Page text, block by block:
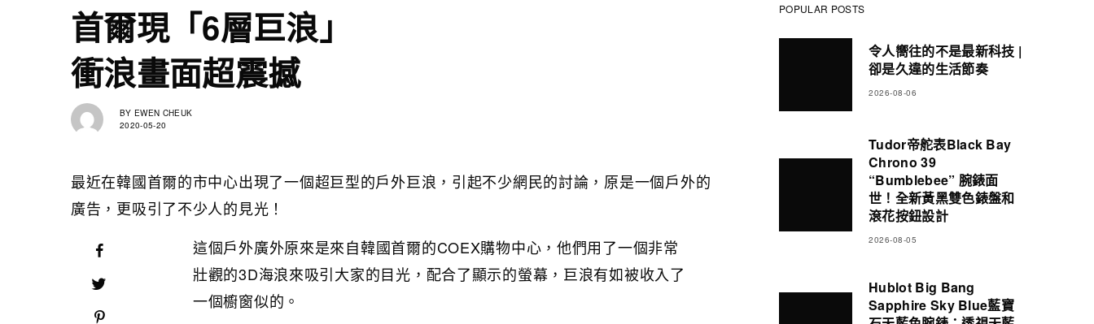
首爾現「6層巨浪」
衝浪畫面超震撼
BY EWEN CHEUK
2020-05-20
最近在韓國首爾的市中心出現了一個超巨型的戶外巨浪，引起不少網民的討論，原是一個戶外的
廣告，更吸引了不少人的見光！
這個戶外廣外原來是來自韓國首爾的COEX購物中心，他們用了一個非常
壯觀的3D海浪來吸引大家的目光，配合了顯示的螢幕，巨浪有如被收入了
一個櫥窗似的。
POPULAR POSTS
令人嚮往的不是最新科技 |
卻是久違的生活節奏
2026-08-06
Tudor帝舵表Black Bay
Chrono 39
“Bumblebee” 腕錶面
世！全新黃黑雙色錶盤和
滾花按鈕設計
2026-08-05
Hublot Big Bang
Sapphire Sky Blue藍寶